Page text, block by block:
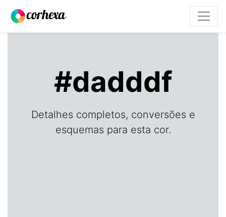
#dadddf
Detalhes completos, conversões e
esquemas para esta cor.